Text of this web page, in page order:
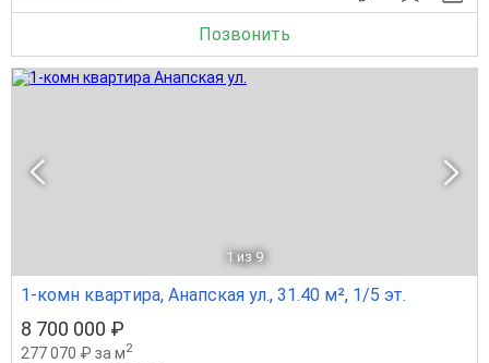
Позвонить
1 из 9
1-комн квартира, Анапская ул., 31.40 м², 1/5 эт.
8 700 000 ₽
277 070 ₽ за м2